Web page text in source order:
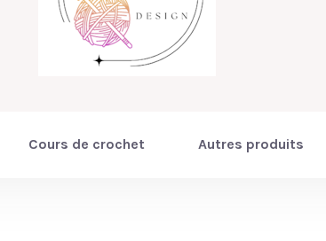
Cours de crochet Autres produits